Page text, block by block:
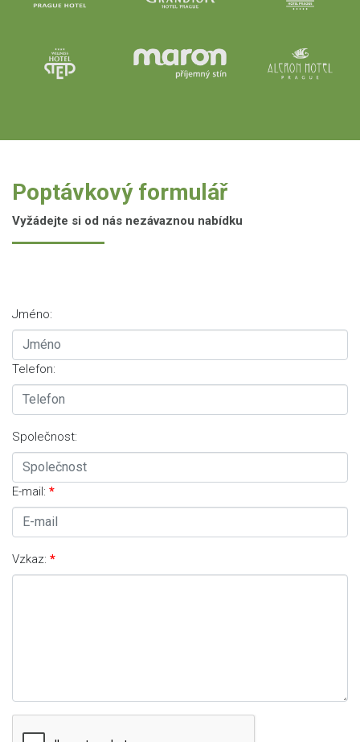
Poptávkový formulář
Vyžádejte si od nás nezávaznou nabídku
Jméno:
Telefon:
Společnost:
E-mail:
Vzkaz: